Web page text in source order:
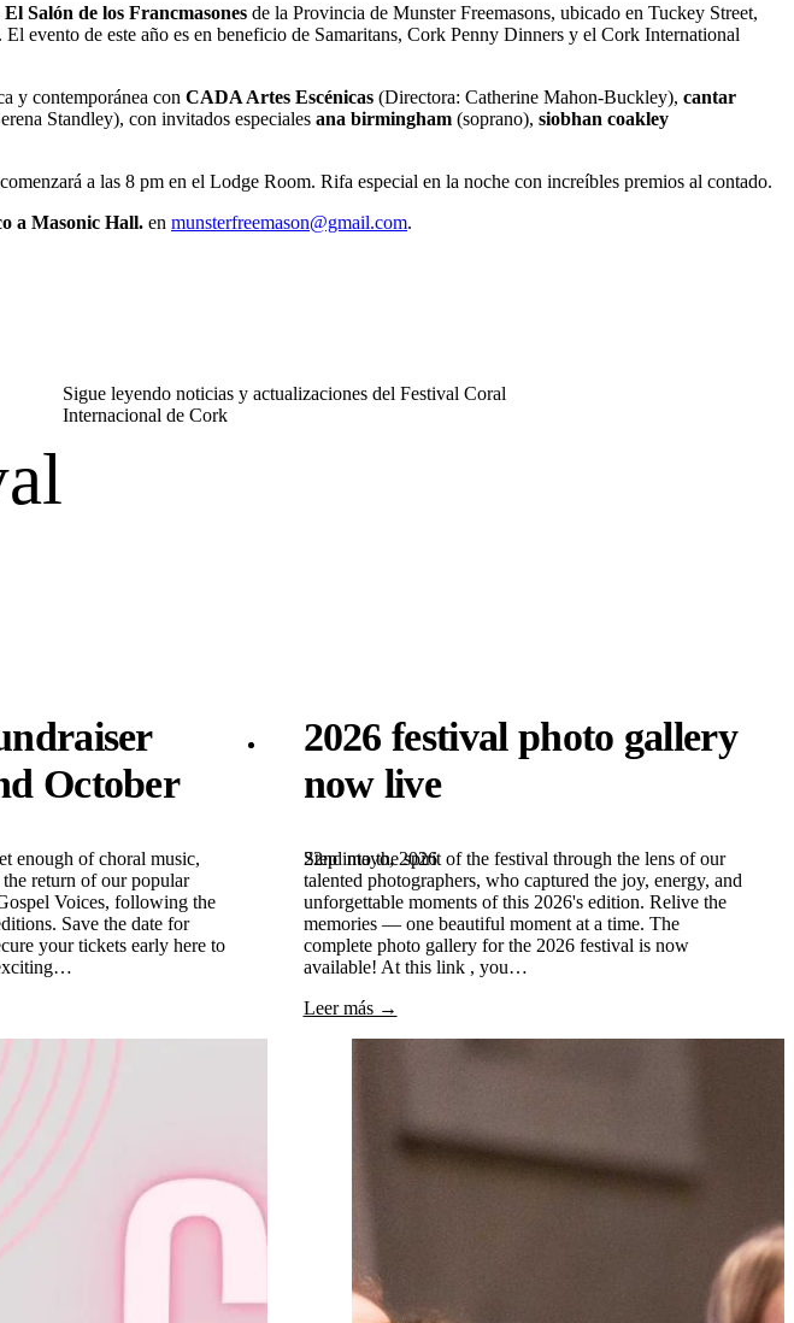
El Salón de los Francmasones de la Provincia de Munster Freemasons, ubicado en Tuckey Street,
. El evento de este año es en beneficio de Samaritans, Cork Penny Dinners y el Cork International
y contemporánea con CADA Artes Escénicas (Directora: Catherine Mahon-Buckley), cantar
Standley), con invitados especiales ana birmingham (soprano), siobhan coakley
a las 8 pm en el Lodge Room. Rifa especial en la noche con increíbles premios al contado.
a Masonic Hall. en munsterfreemason@gmail.com.
Sigue leyendo noticias y actualizaciones del Festival Coral
Internacional de Cork
October
enough of choral music,
return of our popular
Voices, following the
Save the date for
your tickets early here to
2026 festival photo gallery
now live
22nd mayo, 2026
Step into the spirit of the festival through the lens of our
talented photographers, who captured the joy, energy, and
unforgettable moments of this 2026's edition. Relive the
memories — one beautiful moment at a time. The
complete photo gallery for the 2026 festival is now
available! At this link , you…
Leer más →